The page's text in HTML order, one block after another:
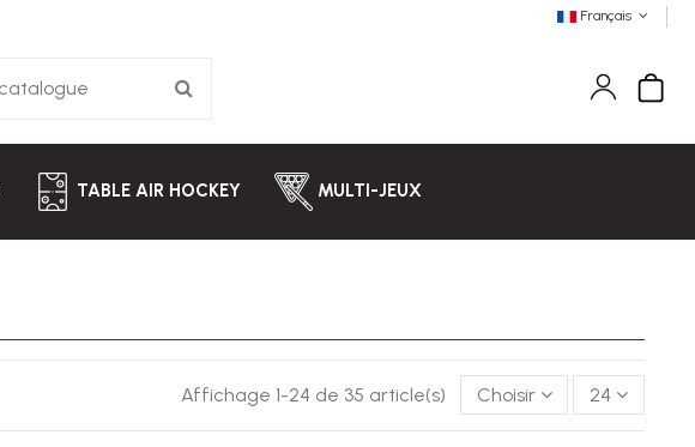
Français
TABLE AIR HOCKEY MULTI-JEUX
Affichage 1-24 de 35 article(s) Choisir 24